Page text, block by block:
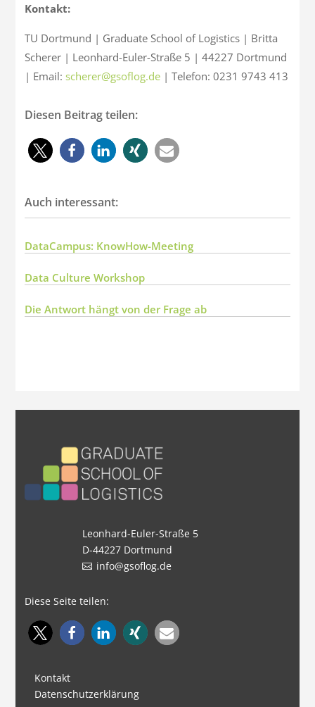
Kontakt:
TU Dortmund | Graduate School of Logistics | Britta
Scherer | Leonhard-Euler-Straße 5 | 44227 Dortmund
| Email: scherer@gsoflog.de| Telefon: 0231 9743 413
Diesen Beitrag teilen:
Auch interessant:
DataCampus: KnowHow-Meeting
Data Culture Workshop
Die Antwort hängt von der Frage ab
Leonhard-Euler-Straße 5
D-44227 Dortmund
info@gsoflog.de
Diese Seite teilen:
Kontakt
Datenschutzerklärung